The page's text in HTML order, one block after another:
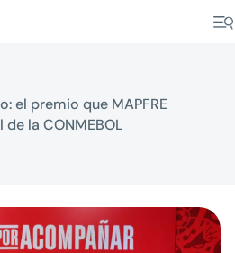
el premio que MAPFRE
la CONMEBOL